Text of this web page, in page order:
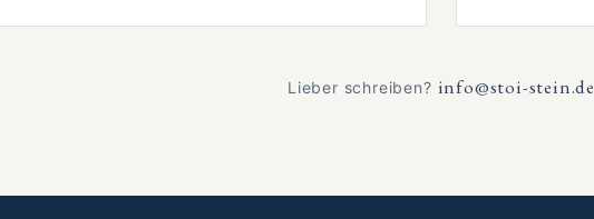
Lieber schreiben? info@stoi-stein.de